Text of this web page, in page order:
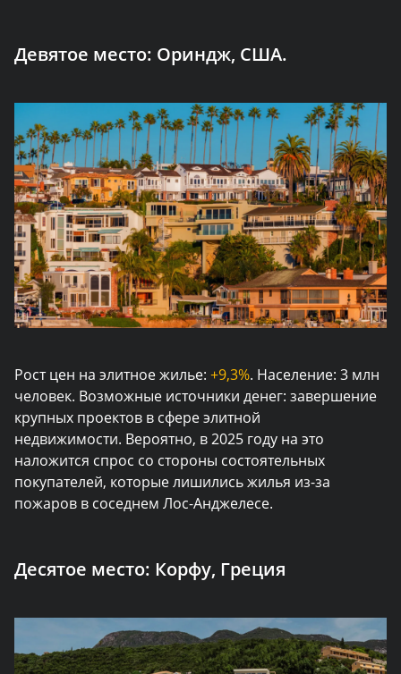
Девятое место: Ориндж, США.
Рост цен на элитное жилье: +9,3%. Население: 3 млн
человек. Возможные источники денег: завершение
крупных проектов в сфере элитной
недвижимости. Вероятно, в 2025 году на это
наложится спрос со стороны состоятельных
покупателей, которые лишились жилья из-за
пожаров в соседнем Лос-Анджелесе.
Десятое место: Корфу, Греция